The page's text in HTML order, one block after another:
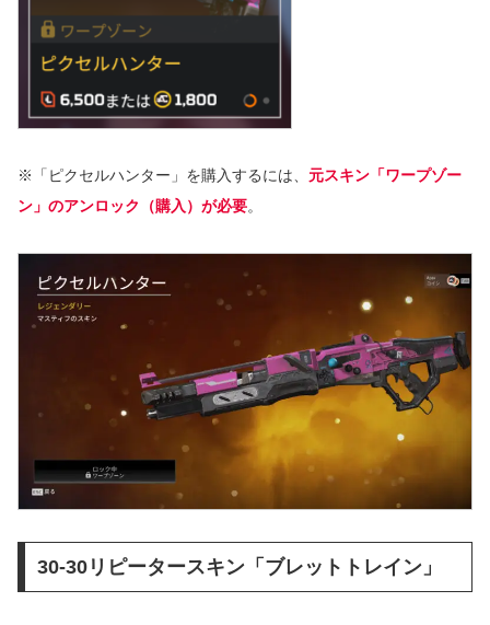
※「ピクセルハンター」を購入するには、 元スキン「ワープゾー
ン」のアンロック（購入）が必要。
30-30リピータースキン「ブレットトレイン」